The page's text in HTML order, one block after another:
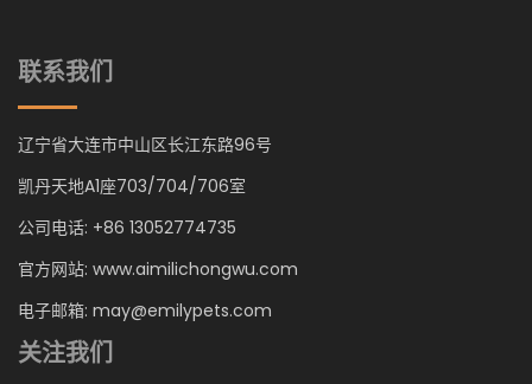
联系我们
辽宁省大连市中山区长江东路96号
凯丹天地A1座703/704/706室
公司电话: +86 13052774735
官方网站: www.aimilichongwu.com
电子邮箱: may@emilypets.com
关注我们